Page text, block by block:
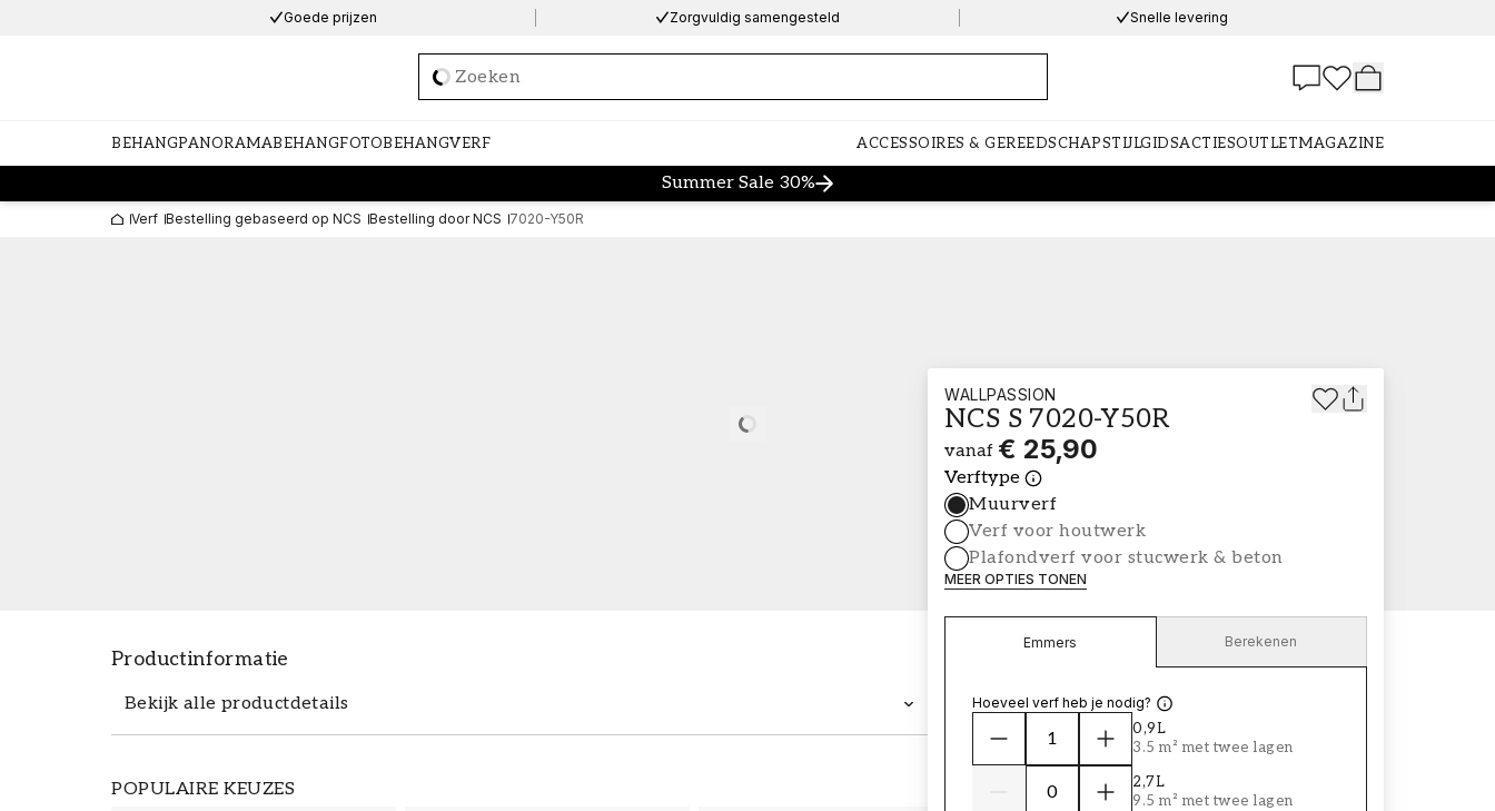
Goede prijzen Zorgvuldig samengesteld Snelle levering
Loading…
BEHANGPANORAMABEHANGFOTOBEHANGVERF ACCESSOIRES & GEREEDSCHAPSTIJLGIDSACTIESOUTLETMAGAZINE
Summer Sale 30%
Verf Bestelling gebaseerd op NCS Bestelling door NCS 7020-Y50R
Loading…
Productinformatie
Bekijk alle productdetails
POPULAIRE KEUZES
WALLPASSION
NCS S 7020-Y50R
vanaf € 25,90
Verftype
Muurverf
Verf voor houtwerk
Plafondverf voor stucwerk & beton
MEER OPTIES TONEN
Emmers Berekenen
Hoeveel verf heb je nodig?
0,9L
3.5 m² met twee lagen
2,7L
9.5 m² met twee lagen